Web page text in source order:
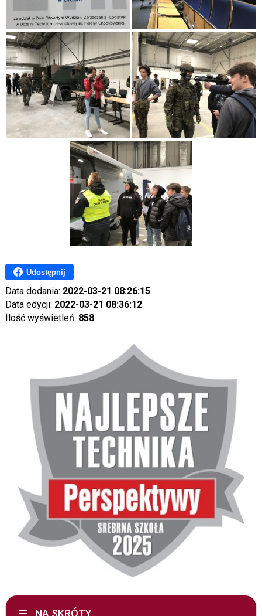
Udostępnij
Data dodania: 2022-03-21 08:26:15
Data edycji: 2022-03-21 08:36:12
Ilość wyświetleń: 858
NA SKRÓTY